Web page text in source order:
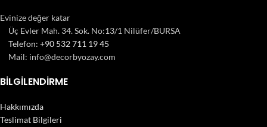
Evinize değer katar
Üç Evler Mah. 34. Sok. No:13/1 Nilüfer/BURSA
Telefon: +90 532 711 19 45
Mail: info@decorbyozay.com
BILGILENDIRME
Hakkımızda
Teslimat Bilgileri